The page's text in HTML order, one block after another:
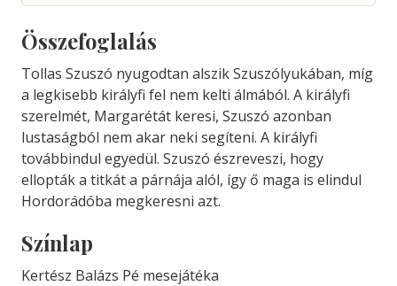
Összefoglalás
Tollas Szuszó nyugodtan alszik Szuszólyukában, míg
a legkisebb királyfi fel nem kelti álmából. A királyfi
szerelmét, Margarétát keresi, Szuszó azonban
lustaságból nem akar neki segíteni. A királyfi
továbbindul egyedül. Szuszó észreveszi, hogy
ellopták a titkát a párnája alól, így ő maga is elindul
Hordorádóba megkeresni azt.
Színlap
Kertész Balázs Pé mesejátéka